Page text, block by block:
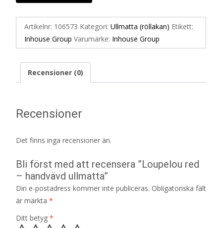
Artikelnr: 106573 Kategori: Ullmatta (röllakan) Etikett:
Inhouse Group Varumärke: Inhouse Group
Recensioner (0)
Recensioner
Det finns inga recensioner än.
Bli först med att recensera ”Loupelou red
– handvävd ullmatta”
Din e-postadress kommer inte publiceras. Obligatoriska fält
är märkta *
Ditt betyg *